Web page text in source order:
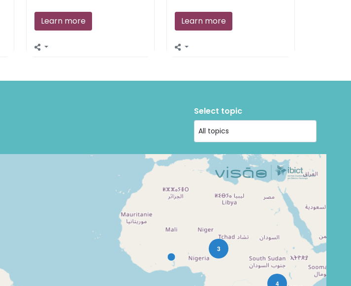
Learn more Learn more
Select topic